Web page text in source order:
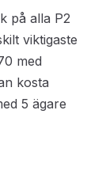
på alla P2
viktigaste
med
kosta
5 ägare